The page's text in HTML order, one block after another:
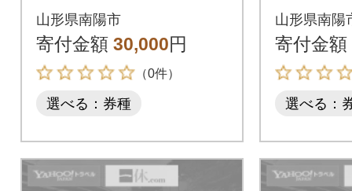
ベル割引クーポン(9,0
00円分)【S1442】
山形県南陽市
寄付金額 30,000円
（0件）
選べる：券種
ベル割
000円分
山形県南陽
寄付金額
選べる：